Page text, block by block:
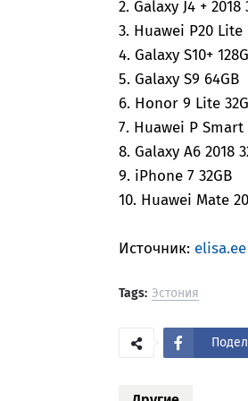
2. Galaxy J4 + 2018
3. Huawei P20 Lite
4. Galaxy S10+
5. Galaxy S9 64GB
6. Honor 9 Lite
7. Huawei P Smart
8. Galaxy A6 2018
9. iPhone 7 32GB
10. Huawei Mate
Источник: elisa.ee
Tags: Эстония